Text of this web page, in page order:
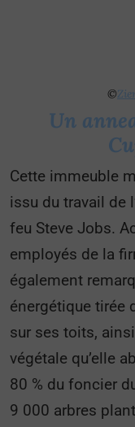
©
Un
Cette immeuble
issu du travail de
feu Steve Jobs.
employés de la
également
énergétique tirée
sur ses toits,
végétale qu’elle
80 % du foncier
9 000 arbres